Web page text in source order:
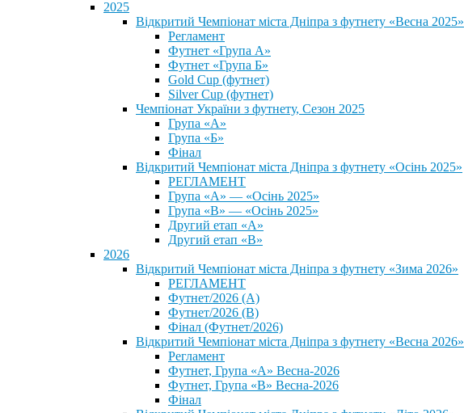
2025
Відкритий Чемпіонат міста Дніпра з футнету «Весна 2025»
Регламент
Футнет «Група А»
Футнет «Група Б»
Gold Cup (футнет)
Silver Cup (футнет)
Чемпіонат України з футнету, Сезон 2025
Група «А»
Група «Б»
Фінал
Відкритий Чемпіонат міста Дніпра з футнету «Осінь 2025»
РЕГЛАМЕНТ
Група «А» — «Осінь 2025»
Група «В» — «Осінь 2025»
Другий етап «А»
Другий етап «В»
2026
Відкритий Чемпіонат міста Дніпра з футнету «Зима 2026»
РЕГЛАМЕНТ
Футнет/2026 (А)
Футнет/2026 (В)
Фінал (Футнет/2026)
Відкритий Чемпіонат міста Дніпра з футнету «Весна 2026»
Регламент
Футнет, Група «А» Весна-2026
Футнет, Група «В» Весна-2026
Фінал